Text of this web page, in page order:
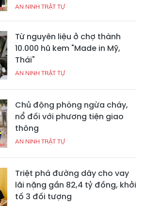
AN NINH TRẬT TỰ
Từ nguyên liệu ở chợ thành
10.000 hũ kem "Made in Mỹ,
Thái"
AN NINH TRẬT TỰ
Chủ động phòng ngừa cháy,
nổ đối với phương tiện giao
thông
AN NINH TRẬT TỰ
Triệt phá đường dây cho vay
lãi nặng gần 82,4 tỷ đồng, khởi
tố 3 đối tượng